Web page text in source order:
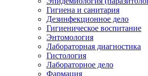
Гигиена и санитария
Дезинфекционное дело
Гигиеническое воспитание
Энтомология
Лабораторная диагностика
Гистология
Лабораторное дело
Фармация